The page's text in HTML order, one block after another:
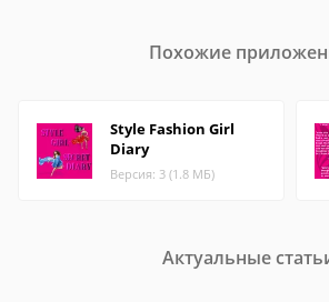
Похожие
Style Fashion Girl
Diary
Версия: 3 (1.8 МБ)
Актуальные